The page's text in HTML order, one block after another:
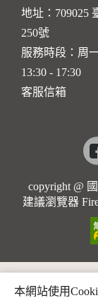
地址：709025
250號
服務時段：周
13:30 - 17:30
客服信箱
copyright @
建議瀏覽器
本網站使用